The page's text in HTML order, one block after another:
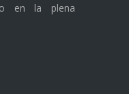
en la plena